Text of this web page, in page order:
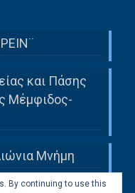
και Πάσης
Μέμφιδος-
Μνήμη
By continuing to use this